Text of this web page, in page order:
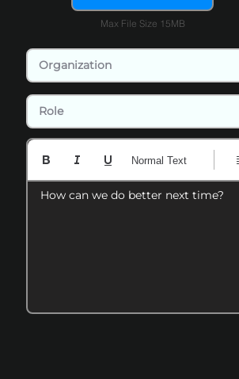
Max File Size 15MB
How can we do better next time?
Normal Text